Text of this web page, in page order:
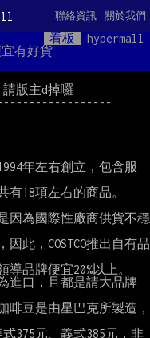
關於我們
聯絡資訊
看板
hypermall
有好貨
版主d掉囉
年左右創立，包含服
18項左右的商品。
因為國際性廠商供貨不穩
此，COSTCO推出自有品
品牌便宜20%以上。
進口，且都是請大品牌
啡豆是由星巴克所製造，
375元、義式385元，非